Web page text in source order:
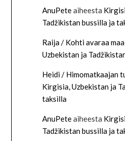
AnuPeteaiheesta
Tadžikistan bussilla ja
Raija / Kohti avaraa
Uzbekistan ja
Heidi / Himomatkaajan
Kirgisia, Uzbekistan ja
taksilla
AnuPeteaiheesta
Tadžikistan bussilla ja